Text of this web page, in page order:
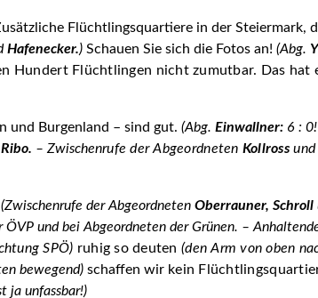
Flüchtlingsquartiere in der Steier­mark,
Hafenecker.) Schauen Sie sich die Fotos an! (Abg.
Hundert Flüchtlingen nicht zumutbar. Das hat
und Burgenland – sind gut. (Abg. Einwallner: 6 :
Ribo. – Zwischen­rufe der Abgeordneten Kollross
(Zwischenrufe der Abgeordneten Oberrauner, Schroll
ÖVP und bei Abgeordneten der Grünen. –
SPÖ) ruhig so deuten(den Arm von oben
bewegend) schaffen wir kein
ja unfassbar!)